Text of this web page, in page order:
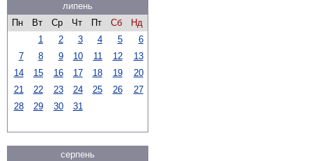
липень
Пн
Вт Ср Чт Пт Сб
Нд
1
2 3 4 5
6
7
8 9 10 11 12
13
14
15 16 17 18 19
20
21
22 23 24 25 26
27
28
29 30 31
серпень